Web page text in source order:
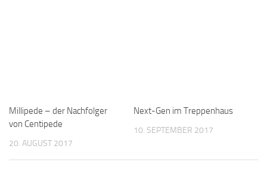
Millipede – der Nachfolger
von Centipede
20. AUGUST 2017
Next-Gen im Treppenhaus
10. SEPTEMBER 2017